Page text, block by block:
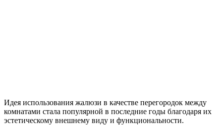
Идея использования жалюзи в качестве перегородок между
комнатами стала популярной в последние годы благодаря их
эстетическому внешнему виду и функциональности.